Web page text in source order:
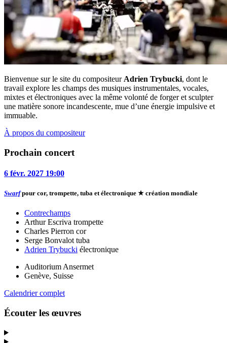
Bienvenue sur le site du compositeur Adrien Trybucki, dont le
travail explore les champs des musiques instrumentales, vocales,
mixtes et électroniques avec la même volonté de forger et sculpter
une matière sonore incandescente, mue d’une énergie impulsive et
immuable.
À propos du compositeur
Prochain concert
6 févr. 2027 19:00
Swarf pour cor, trompette, tuba et électronique ★ création mondiale
Contrechamps
Arthur Escriva trompette
Charles Pierron cor
Serge Bonvalottuba
Adrien Trybucki électronique
Auditorium Ansermet
Genève, Suisse
Calendrier complet
Écouter les œuvres